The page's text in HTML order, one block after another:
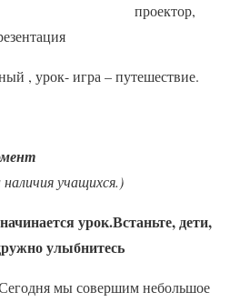
проектор,
, урок- игра – путешествие.
учащихся.)
урок.Встаньте, дети,
улыбнитесь
Сегодня мы совершим небольшое